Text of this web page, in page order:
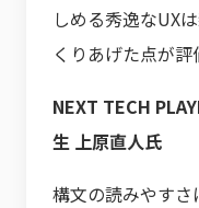
しめる秀逸なUX
くりあげた点が評
NEXT TECH
生 上原直人氏
構文の読みやす